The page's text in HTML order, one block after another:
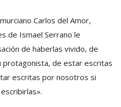
Carlos del Amor,
de Ismael Serrano le
de haberlas vivido, de
de estar escritas
escritas por nosotros si